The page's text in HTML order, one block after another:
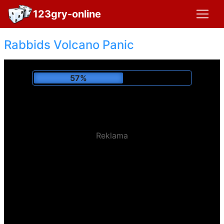
123gry-online
Rabbids Volcano Panic
61%
Reklama